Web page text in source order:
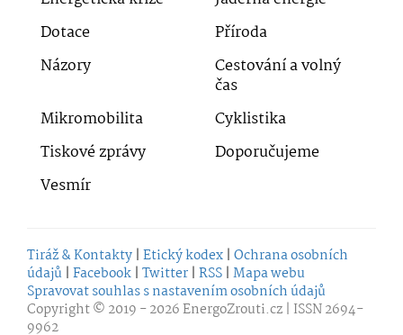
Dotace
Příroda
Názory
Cestování a volný
čas
Mikromobilita
Cyklistika
Tiskové zprávy
Doporučujeme
Vesmír
Tiráž & Kontakty | Etický kodex | Ochrana osobních
údajů | Facebook | Twitter | RSS | Mapa webu
Spravovat souhlas s nastavením osobních údajů
Copyright © 2019 - 2026EnergoZrouti.cz | ISSN 2694-
9962